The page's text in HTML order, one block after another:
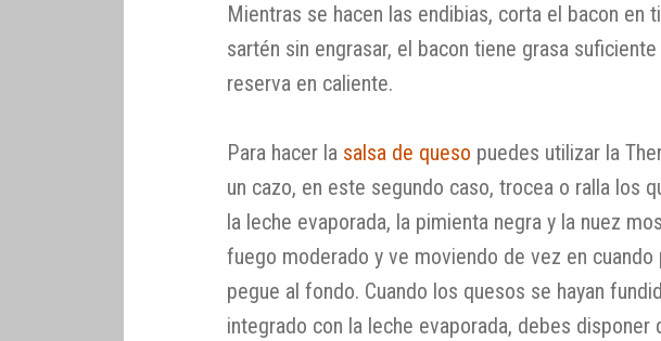
Mientras se hacen las endibias, corta el bacon en
sartén sin engrasar, el bacon tiene grasa
reserva en caliente.
Para hacer la salsa de queso puedes utilizar la
un cazo, en este segundo caso, trocea o ralla los
la leche evaporada, la pimienta negra y la nuez
fuego moderado y ve moviendo de vez en cuando
pegue al fondo. Cuando los quesos se hayan
integrado con la leche evaporada, debes disponer